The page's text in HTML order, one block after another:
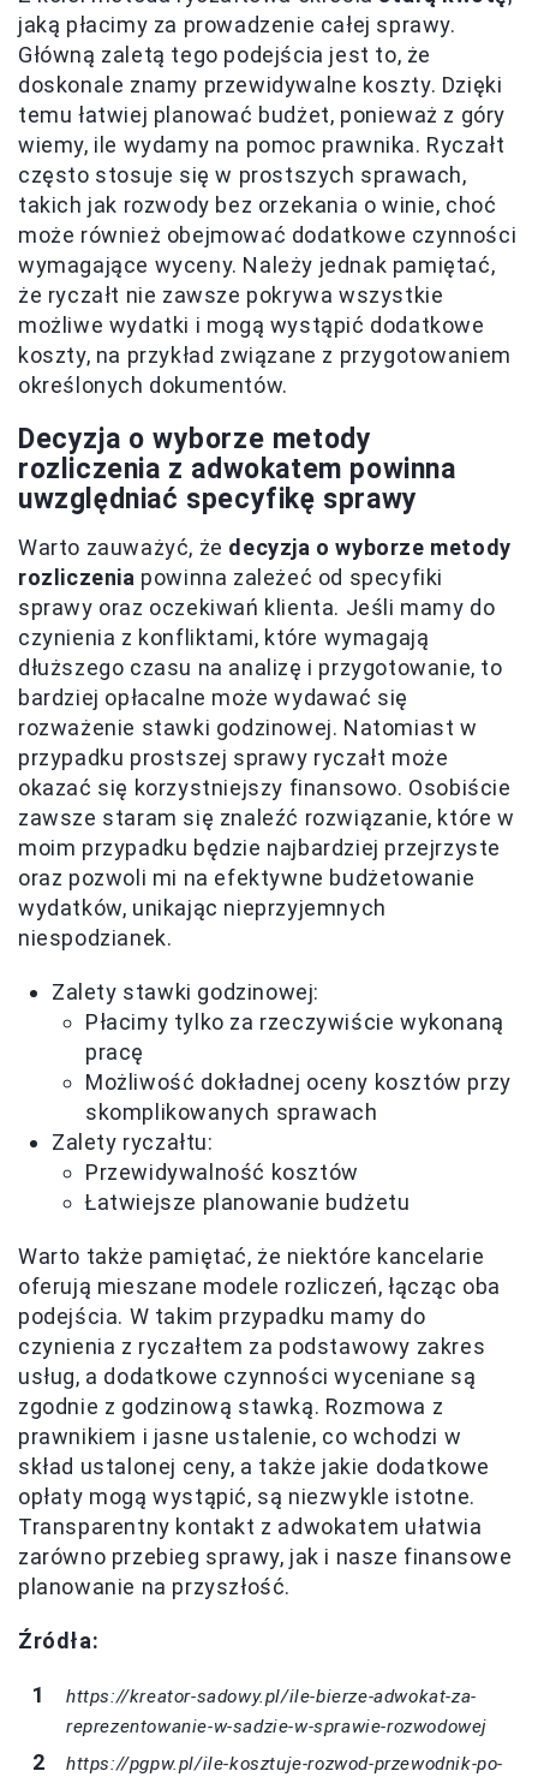
jaką płacimy za prowadzenie całej sprawy.
Główną zaletą tego podejścia jest to, że
doskonale znamy przewidywalne koszty. Dzięki
temu łatwiej planować budżet, ponieważ z góry
wiemy, ile wydamy na pomoc prawnika. Ryczałt
często stosuje się w prostszych sprawach,
takich jak rozwody bez orzekania o winie, choć
może również obejmować dodatkowe czynności
wymagające wyceny. Należy jednak pamiętać,
że ryczałt nie zawsze pokrywa wszystkie
możliwe wydatki i mogą wystąpić dodatkowe
koszty, na przykład związane z przygotowaniem
określonych dokumentów.
Decyzja o wyborze metody
rozliczenia z adwokatem powinna
uwzględniać specyfikę sprawy
Warto zauważyć, że decyzja o wyborze metody
rozliczenia powinna zależeć od specyfiki
sprawy oraz oczekiwań klienta. Jeśli mamy do
czynienia z konfliktami, które wymagają
dłuższego czasu na analizę i przygotowanie, to
bardziej opłacalne może wydawać się
rozważenie stawki godzinowej. Natomiast w
przypadku prostszej sprawy ryczałt może
okazać się korzystniejszy finansowo. Osobiście
zawsze staram się znaleźć rozwiązanie, które w
moim przypadku będzie najbardziej przejrzyste
oraz pozwoli mi na efektywne budżetowanie
wydatków, unikając nieprzyjemnych
niespodzianek.
Zalety stawki godzinowej:
Płacimy tylko za rzeczywiście wykonaną
pracę
Możliwość dokładnej oceny kosztów przy
skomplikowanych sprawach
Zalety ryczałtu:
Przewidywalność kosztów
Łatwiejsze planowanie budżetu
Warto także pamiętać, że niektóre kancelarie
oferują mieszane modele rozliczeń, łącząc oba
podejścia. W takim przypadku mamy do
czynienia z ryczałtem za podstawowy zakres
usług, a dodatkowe czynności wyceniane są
zgodnie z godzinową stawką. Rozmowa z
prawnikiem i jasne ustalenie, co wchodzi w
skład ustalonej ceny, a także jakie dodatkowe
opłaty mogą wystąpić, są niezwykle istotne.
Transparentny kontakt z adwokatem ułatwia
zarówno przebieg sprawy, jak i nasze finansowe
planowanie na przyszłość.
Źródła:
https://kreator-sadowy.pl/ile-bierze-adwokat-za-
reprezentowanie-w-sadzie-w-sprawie-rozwodowej
https://pgpw.pl/ile-kosztuje-rozwod-przewodnik-po-